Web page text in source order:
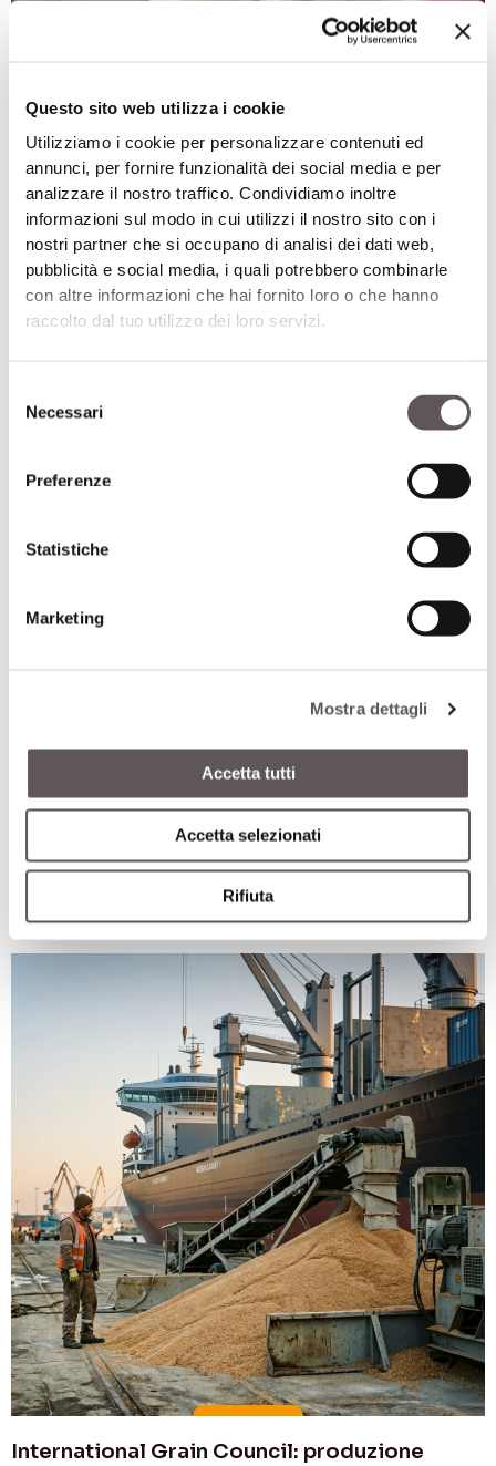
Questo sito web utilizza i cookie
Utilizziamo i cookie per personalizzare contenuti ed
annunci, per fornire funzionalità dei social media e per
analizzare il nostro traffico. Condividiamo inoltre
informazioni sul modo in cui utilizzi il nostro sito con i
nostri partner che si occupano di analisi dei dati web,
pubblicità e social media, i quali potrebbero combinarle
con altre informazioni che hai fornito loro o che hanno
raccolto dal tuo utilizzo dei loro servizi.
delNecessari
Preferenze
Statistiche
Marketing
Mostra dettagli
Accetta tutti
Accetta selezionati
Rifiuta
Santus riconfermato alla guida di Synergy
ATTUALITÀ, IN EVIDENZA,NEWS
21 Luglio 2026
Strategie europee per l’allevamento
ATTUALITÀ,IN EVIDENZA,NEWS
International Grain Council: produzione